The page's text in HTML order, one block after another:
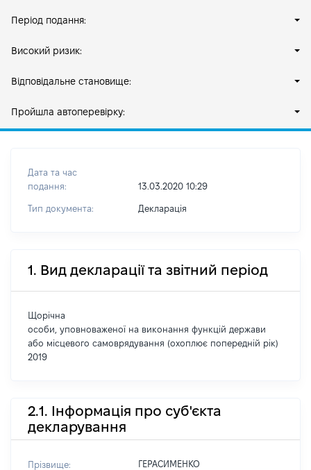
Період подання:
Високий ризик:
Відповідальне становище:
Пройшла автоперевірку:
Дата та час
подання:
13.03.2020 10:29
Тип документа: Декларація
1. Вид декларації та звітний період
Щорічна
особи, уповноваженої на виконання функцій держави
або місцевого самоврядування (охоплює попередній рік)
2019
2.1. Інформація про суб'єкта
декларування
Прізвище: ГЕРАСИМЕНКО